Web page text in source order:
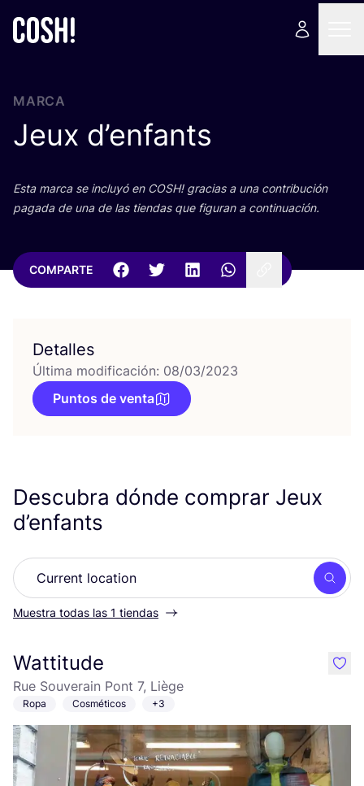
MARCA
Jeux d’enfants
Esta mar­ca se inclu­yó en COSH! gra­cias a una con­tri­bu­ción
paga­da de una de las tien­das que figu­ran a continuación.
COMPARTE
Detalles
Última modificación: 08/03/2023
Puntos de venta
Descubra dónde comprar Jeux
d’enfants
Muestra todas las 1 tiendas
Wattitude
Rue Souverain Pont 7, Liège
Ropa Cosméticos +3
like